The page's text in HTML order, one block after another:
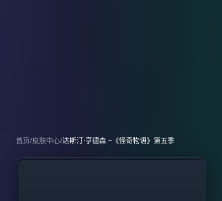
首页/皮肤中心/达斯汀·亨德森 ~《怪奇物语》第五季